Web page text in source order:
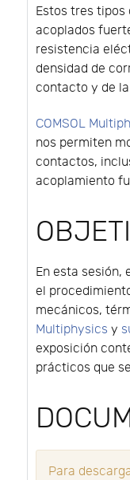
Estos tres
acoplados
resistencia
densidad de
contacto y de
COMSOL
nos permiten
contactos,
acoplamiento
En esta sesión,
el
mecánicos,
Multiphysics y
exposición
prácticos que
Para